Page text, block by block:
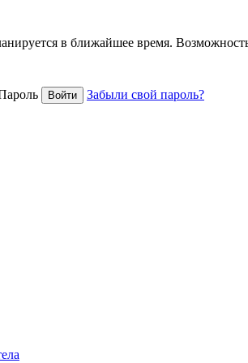
в ближайшее время.
Забыли свой пароль?